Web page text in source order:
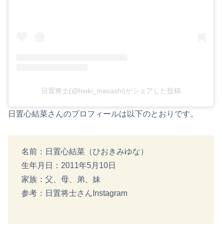
日置将士(@hioki_masashi)がシェアした投稿
日置心結菜さんのプロフィールは以下のとおりです。
名前：日置心結菜（ひおきみゆな）
生年月日：2011年5月10日
家族：父、母、弟、妹
参考：日置将士さんInstagram